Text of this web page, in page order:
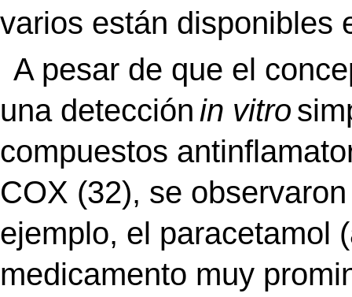
varios están disponibles
A pesar de que el
una detección in vitro
compuestos
COX (32), se
ejemplo, el paracetamol
medicamento muy